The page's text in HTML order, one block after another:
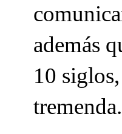
además
10
tremenda.